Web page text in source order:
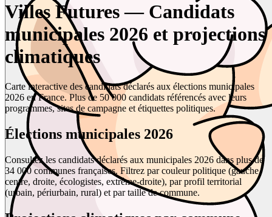
Villes Futures — Candidats
municipales 2026 et projections
climatiques
Carte interactive des candidats déclarés aux élections municipales
2026 en France. Plus de 50 000 candidats référencés avec leurs
programmes, sites de campagne et étiquettes politiques.
Élections municipales 2026
Consultez les candidats déclarés aux municipales 2026 dans plus de
34 000 communes françaises. Filtrez par couleur politique (gauche,
centre, droite, écologistes, extrême-droite), par profil territorial
(urbain, périurbain, rural) et par taille de commune.